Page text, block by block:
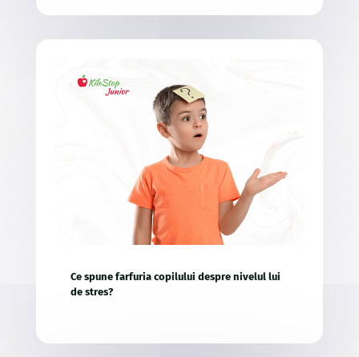
Ce spune farfuria copilului despre nivelul lui
de stres?